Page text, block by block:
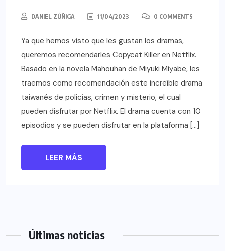
DANIEL ZÚÑIGA 11/04/2023 0 COMMENTS
Ya que hemos visto que les gustan los dramas,
queremos recomendarles Copycat Killer en Netflix.
Basado en la novela Mahouhan de Miyuki Miyabe, les
traemos como recomendación este increíble drama
taiwanés de policías, crimen y misterio, el cual
pueden disfrutar por Netflix. El drama cuenta con 10
episodios y se pueden disfrutar en la plataforma […]
LEER MÁS
Últimas noticias